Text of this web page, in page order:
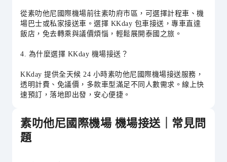
從素叻他尼國際機場前往素叻府市區，可選擇計程車、機
場巴士或私家接送車。選擇 KKday 包車接送，專車直達
飯店，免去轉乘與議價煩惱，輕鬆展開泰國之旅。
4. 為什麼選擇 KKday 機場接送？
KKday 提供全天候 24 小時素叻他尼國際機場接送服務，
透明計費、免議價，多款車型滿足不同人數需求。線上快
速預訂，落地即出發，安心便捷。
素叻他尼國際機場 機場接送｜常見問
題